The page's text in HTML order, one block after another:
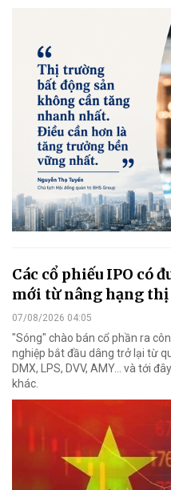
Các cổ phiếu IPO có
mới từ nâng hạng
07/08/2026 04:05
"Sóng" chào bán cổ phần ra
nghiệp bắt đầu dâng trở lại từ
DMX, LPS, DVV, AMY... và tới
khác.